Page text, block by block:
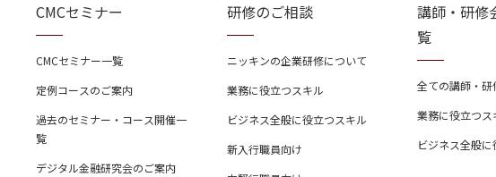
CMCセミナー
CMCセミナー一覧
定例コースのご案内
過去のセミナー・コース開催一
覧
デジタル金融研究会のご案内
研修のご相談
ニッキンの企業研修について
業務に役立つスキル
ビジネス全般に役立つスキル
新入行職員向け
講師・研修
覧
全ての講師・研
業務に役立つス
ビジネス全般